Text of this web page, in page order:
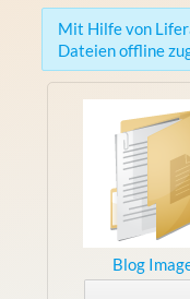
Mit Hilfe von
Dateien offline
Blog